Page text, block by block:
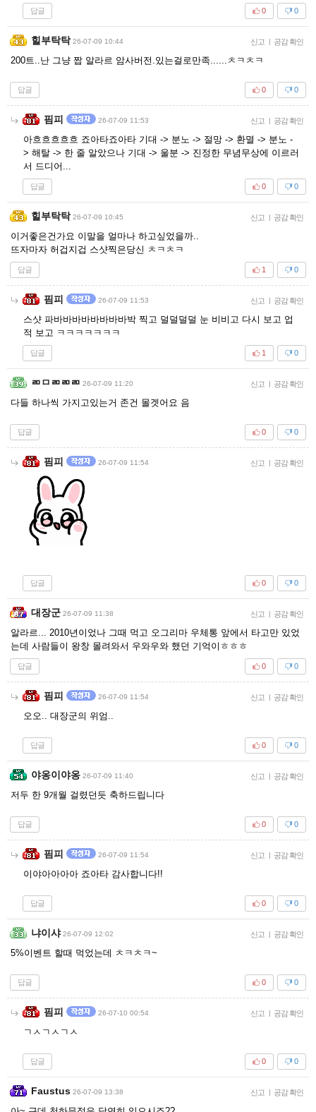
답글 0
0
힐부탁탁 26-07-09 10:44 신고 | 공감 확인
200트..난 그냥 짭 알라르 암사버전.있는걸로만족......ㅊㅋㅊㅋ
답글 0
0
핌피 26-07-09 11:53 신고 | 공감 확인
아흐흐흐흐흐 죠아타죠아타 기대 -> 분노 -> 절망 -> 환멸 -> 분노 -
> 해탈 -> 한 줄 알았으나 기대 -> 울분 -> 진정한 무념무상에 이르러
서 드디어...
답글 0
0
힐부탁탁 26-07-09 10:45 신고 | 공감 확인
이거좋은건가요 이말을 얼마나 하고싶었을까..
뜨자마자 허겁지겁 스샷찍은당신 ㅊㅋㅊㅋ
답글 0
1
핌피 26-07-09 11:53 신고 | 공감 확인
스샷 파바바바바바바바바박 찍고 덜덜덜덜 눈 비비고 다시 보고 업
적 보고 ㅋㅋㅋㅋㅋㅋㅋ
답글 0
1
ㄻㅁㄻㄻㄻ 26-07-09 11:20 신고 | 공감 확인
다들 하나씩 가지고있는거 존건 몰겟어요 음
답글 0
0
핌피 26-07-09 11:54 신고 | 공감 확인
답글 0
0
대장군 26-07-09 11:38 신고 | 공감 확인
알라르... 2010년이었나 그때 먹고 오그리마 우체통 앞에서 타고만 있었
는데 사람들이 왕창 몰려와서 우와우와 했던 기억이ㅎㅎㅎ
답글 0
0
핌피 26-07-09 11:54 신고 | 공감 확인
오오.. 대장군의 위엄..
답글 0
0
야옹이야옹 26-07-09 11:40 신고 | 공감 확인
저두 한 9개월 걸렸던듯 축하드립니다
답글 0
0
핌피 26-07-09 11:54 신고 | 공감 확인
이야아아아아 죠아타 감사합니다!!
답글 0
0
냐이샤 26-07-09 12:02 신고 | 공감 확인
5%이벤트 할때 먹었는데 ㅊㅋㅊㅋ~
답글 0
0
핌피 26-07-10 00:54 신고 | 공감 확인
ㄱㅅㄱㅅㄱㅅ
답글 0
0
Faustus 26-07-09 13:38 신고 | 공감 확인